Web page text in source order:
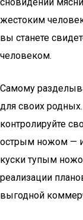
жестоким
вы станете
человеком.
Самому
для своих
контролируйте
острым ножом —
куски тупым
реализации
выгодной